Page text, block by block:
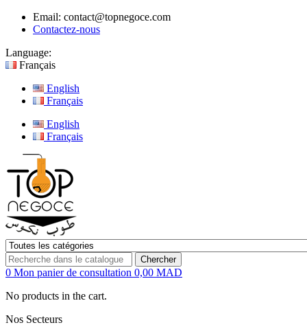
Email: contact@topnegoce.com
Contactez-nous
Language:
Français
English
Français
English
Français
Chercher
0 Mon panier de consultation 0,00 MAD
No products in the cart.
Nos Secteurs